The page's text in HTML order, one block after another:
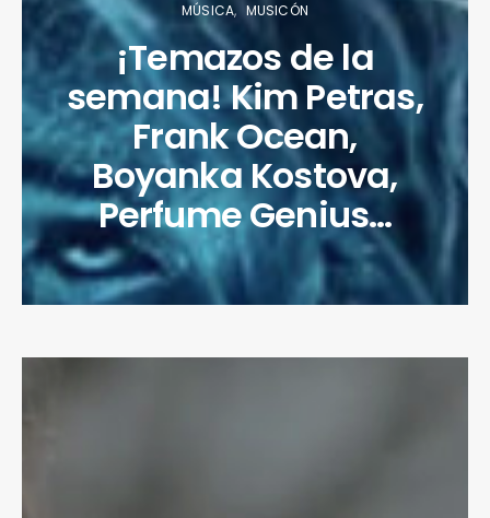
MÚSICA MUSICÓN
¡Temazos de la
semana! Kim Petras,
Frank Ocean,
Boyanka Kostova,
Perfume Genius…